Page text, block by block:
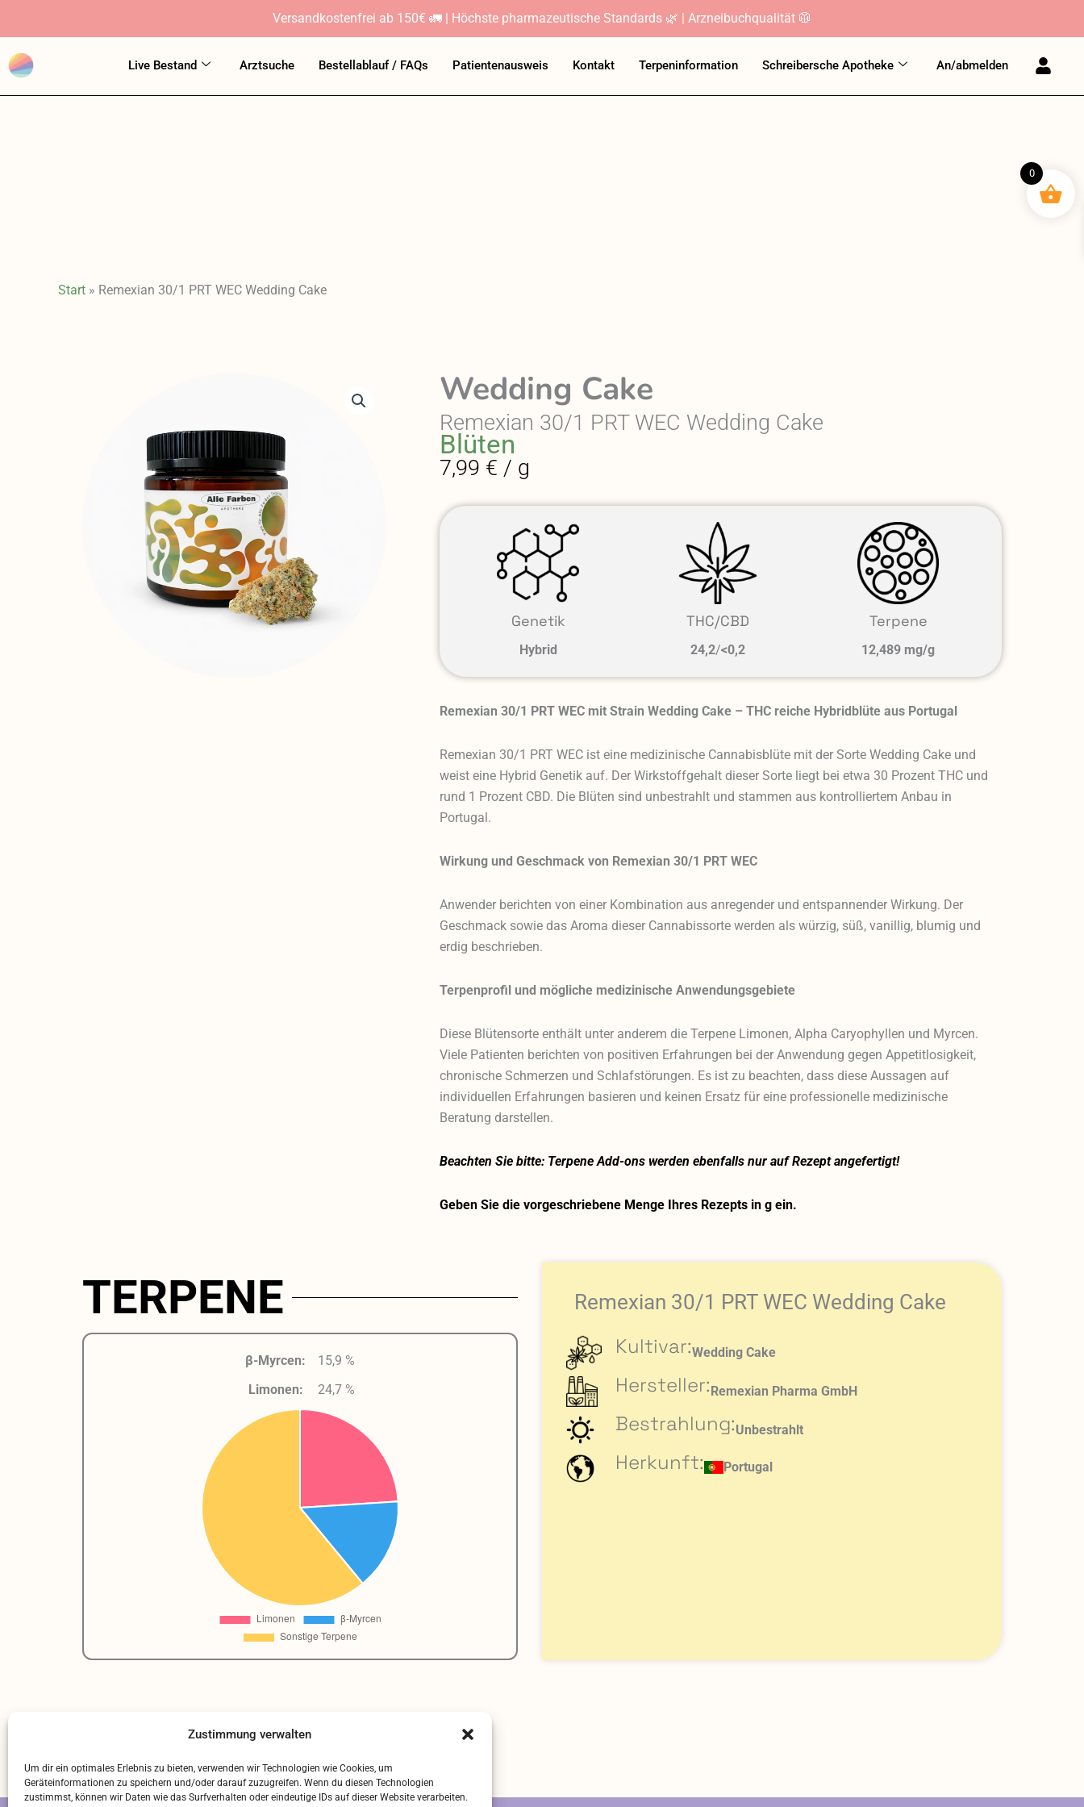
Versandkostenfrei ab 150€ 🚛 | Höchste pharmazeutische Standards 🌿 | Arzneibuchqualität 🥼
Zustimmung verwalten
Um dir ein optimales Erlebnis zu bieten, verwenden wir Technologien wie Cookies, um
Geräteinformationen zu speichern und/oder darauf zuzugreifen. Wenn du diesen Technologien
zustimmst, können wir Daten wie das Surfverhalten oder eindeutige IDs auf dieser Website verarbeiten.
springen
Live Bestand Arztsuche Bestellablauf / FAQs Patientenausweis Kontakt Terpeninformation Schreibersche Apotheke An/abmelden
Start » Remexian 30/1 PRT WEC Wedding Cake
Wedding Cake
Remexian 30/1 PRT WEC Wedding Cake
Blüten
7,99 € / g
Genetik
Hybrid
THC/CBD
24,2/<0,2
Terpene
12,489 mg/g
Remexian 30/1 PRT WEC mit Strain Wedding Cake – THC reiche Hybridblüte aus Portugal
Remexian 30/1 PRT WEC ist eine medizinische Cannabisblüte mit der Sorte Wedding Cake und
weist eine Hybrid Genetik auf. Der Wirkstoffgehalt dieser Sorte liegt bei etwa 30 Prozent THC und
rund 1 Prozent CBD. Die Blüten sind unbestrahlt und stammen aus kontrolliertem Anbau in
Portugal.
Wirkung und Geschmack von Remexian 30/1 PRT WEC
Anwender berichten von einer Kombination aus anregender und entspannender Wirkung. Der
Geschmack sowie das Aroma dieser Cannabissorte werden als würzig, süß, vanillig, blumig und
erdig beschrieben.
Terpenprofil und mögliche medizinische Anwendungsgebiete
Diese Blütensorte enthält unter anderem die Terpene Limonen, Alpha Caryophyllen und Myrcen.
Viele Patienten berichten von positiven Erfahrungen bei der Anwendung gegen Appetitlosigkeit,
chronische Schmerzen und Schlafstörungen. Es ist zu beachten, dass diese Aussagen auf
individuellen Erfahrungen basieren und keinen Ersatz für eine professionelle medizinische
Beratung darstellen.
Beachten Sie bitte: Terpene Add-ons werden ebenfalls nur auf Rezept angefertigt!
Geben Sie die vorgeschriebene Menge Ihres Rezepts in g ein.
TERPENE
β-Myrcen:
15,9 %
Limonen:
24,7 %
Remexian 30/1 PRT WEC Wedding Cake
Kultivar:Wedding Cake
Hersteller:Remexian Pharma GmbH
Bestrahlung:Unbestrahlt
Herkunft: Portugal
0